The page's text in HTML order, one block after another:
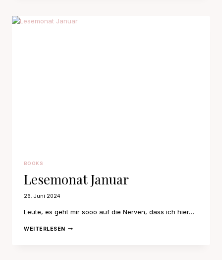
BOOKS
Lesemonat Januar
26. Juni 2024
Leute, es geht mir sooo auf die Nerven, dass ich hier…
WEITERLESENLESEMONAT